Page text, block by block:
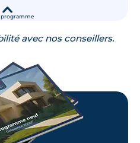
programme
▾
avec nos conseillers.